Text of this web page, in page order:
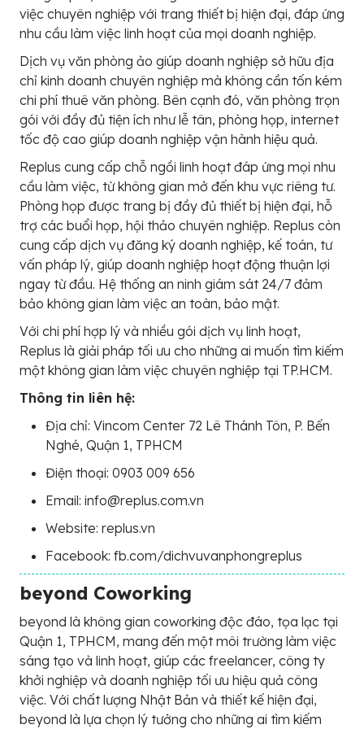
việc chuyên nghiệp với trang thiết bị hiện đại, đáp ứng
nhu cầu làm việc linh hoạt của mọi doanh nghiệp.
Dịch vụ văn phòng ảo giúp doanh nghiệp sở hữu địa
chỉ kinh doanh chuyên nghiệp mà không cần tốn kém
chi phí thuê văn phòng. Bên cạnh đó, văn phòng trọn
gói với đầy đủ tiện ích như lễ tân, phòng họp, internet
tốc độ cao giúp doanh nghiệp vận hành hiệu quả.
Replus cung cấp chỗ ngồi linh hoạt đáp ứng mọi nhu
cầu làm việc, từ không gian mở đến khu vực riêng tư.
Phòng họp được trang bị đầy đủ thiết bị hiện đại, hỗ
trợ các buổi họp, hội thảo chuyên nghiệp. Replus còn
cung cấp dịch vụ đăng ký doanh nghiệp, kế toán, tư
vấn pháp lý, giúp doanh nghiệp hoạt động thuận lợi
ngay từ đầu. Hệ thống an ninh giám sát 24/7 đảm
bảo không gian làm việc an toàn, bảo mật.
Với chi phí hợp lý và nhiều gói dịch vụ linh hoạt,
Replus là giải pháp tối ưu cho những ai muốn tìm kiếm
một không gian làm việc chuyên nghiệp tại TP.HCM.
Thông tin liên hệ:
Địa chỉ: Vincom Center 72 Lê Thánh Tôn, P. Bến
Nghé, Quận 1, TPHCM
Điện thoại: 0903 009 656
Email: info@replus.com.vn
Website: replus.vn
Facebook: fb.com/dichvuvanphongreplus
beyond Coworking
beyond là không gian coworking độc đáo, tọa lạc tại
Quận 1, TPHCM, mang đến một môi trường làm việc
sáng tạo và linh hoạt, giúp các freelancer, công ty
khởi nghiệp và doanh nghiệp tối ưu hiệu quả công
việc. Với chất lượng Nhật Bản và thiết kế hiện đại,
beyond là lựa chọn lý tưởng cho những ai tìm kiếm